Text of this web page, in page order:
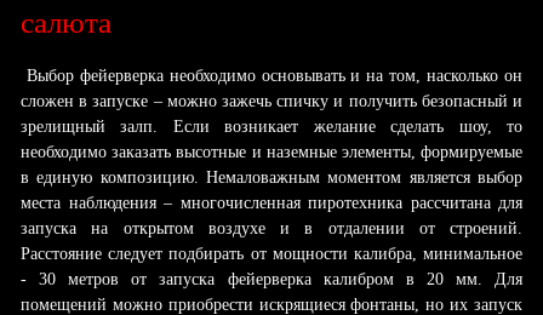
салюта
Выбор фейерверка необходимо основывать и на том, насколько он
сложен в запуске – можно зажечь спичку и получить безопасный и
зрелищный залп. Если возникает желание сделать шоу, то
необходимо заказать высотные и наземные элементы, формируемые
в единую композицию. Немаловажным моментом является выбор
места наблюдения – многочисленная пиротехника рассчитана для
запуска на открытом воздухе и в отдалении от строений.
Расстояние следует подбирать от мощности калибра, минимальное
- 30 метров от запуска фейерверка калибром в 20 мм. Для
помещений можно приобрести искрящиеся фонтаны, но их запуск